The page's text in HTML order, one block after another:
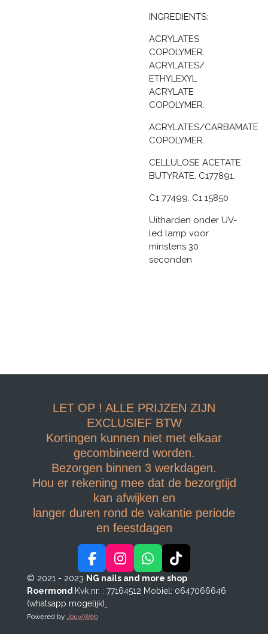
INGREDIENTS:
ACRYLATES
COPOLYMER.
ACRYLATES/
ETHYLEXYL
ACRYLATE
COPOLYMER.
ACRYLATES/CARBAMATE
COPOLYMER.
CELLULOSE ACETATE
BUTYRATE. C177891.
C1 77499. C1 15850
Uitharden onder UV-
led lamp voor
minstens 30
seconden
LET OP ! ALLE PRIJZEN ZIJN
EXCLUSIEF BTW
Kortingen kunnen niet met elkaar
gecombineerd worden.
Bezorgen binnen 3 werkdagen.
Hou er rekening mee dat de bezorgtijd
kan afwijken en
langer duren rond de vakantie periode
en feestdagen
F
a
c
e
b
I
n
s
W
h
a
T
i
k
© 2021 - 2023 NG nails and more shop
Roermond Kvk nr. : 77164512 Mobiel: 0647066646
(whatsapp mogelijk)
Powered by JouwWeb